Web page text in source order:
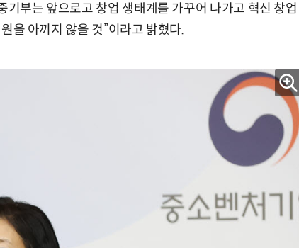
기부는 앞으로고 창업 생태계를 가꾸어 나가고 혁신 창업
을 아끼지 않을 것”이라고 밝혔다.